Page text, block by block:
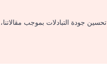
جودة التبادلات بموجب